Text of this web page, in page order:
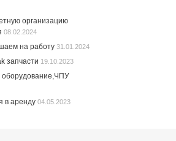
организацию
08.02.2024
на работу 31.01.2024
запчасти 19.10.2023
оборудование,ЧПУ
в аренду 04.05.2023